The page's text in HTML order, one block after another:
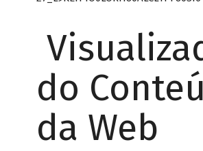
do
da Web